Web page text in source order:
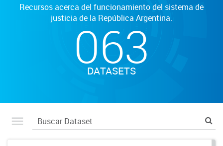
Recursos acerca del funcionamiento del sistema de
justicia de la República Argentina.
063
DATASETS